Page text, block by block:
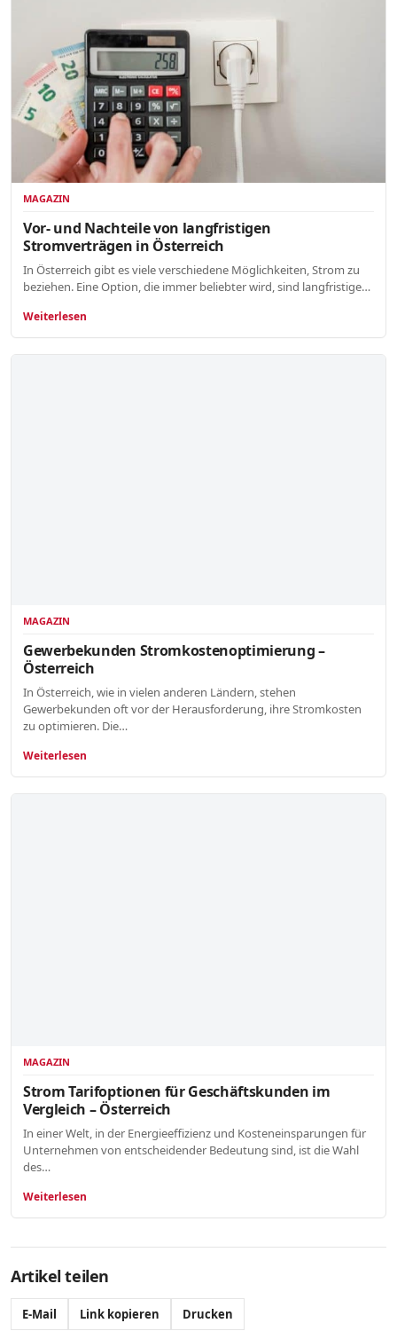
MAGAZIN
Vor- und Nachteile von langfristigen
Stromverträgen in Österreich
In Österreich gibt es viele verschiedene Möglichkeiten, Strom zu
beziehen. Eine Option, die immer beliebter wird, sind langfristige…
Weiterlesen
MAGAZIN
Gewerbekunden Stromkostenoptimierung –
Österreich
In Österreich, wie in vielen anderen Ländern, stehen
Gewerbekunden oft vor der Herausforderung, ihre Stromkosten
zu optimieren. Die…
Weiterlesen
MAGAZIN
Strom Tarifoptionen für Geschäftskunden im
Vergleich – Österreich
In einer Welt, in der Energieeffizienz und Kosteneinsparungen für
Unternehmen von entscheidender Bedeutung sind, ist die Wahl
des…
Weiterlesen
Artikel teilen
E-Mail Link kopieren Drucken